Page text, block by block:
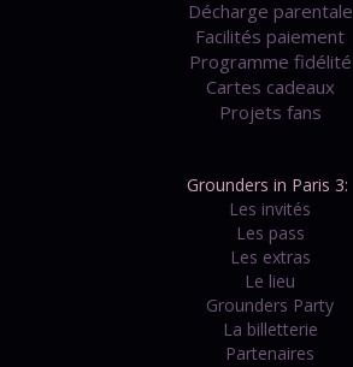
Décharge parentale
Facilités paiement
Programme fidélité
Cartes cadeaux
Projets fans
Grounders in Paris 3:
Les invités
Les pass
Les extras
Le lieu
Grounders Party
La billetterie
Partenaires